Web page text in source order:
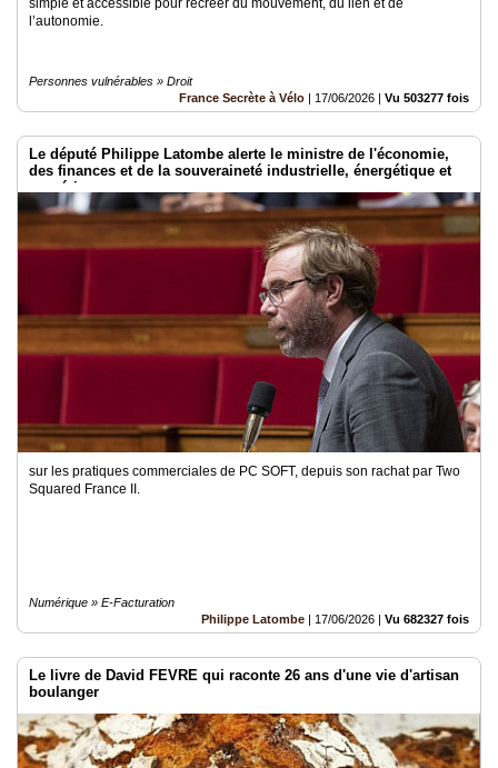
simple et accessible pour recréer du mouvement, du lien et de
l’autonomie.
Personnes vulnérables » Droit
France Secrète à Vélo | 17/06/2026 | Vu 503277 fois
Le député Philippe Latombe alerte le ministre de l'économie,
des finances et de la souveraineté industrielle, énergétique et
numérique
sur les pratiques commerciales de PC SOFT, depuis son rachat par Two
Squared France II.
Numérique » E-Facturation
Philippe Latombe | 17/06/2026 | Vu 682327 fois
Le livre de David FEVRE qui raconte 26 ans d'une vie d'artisan
boulanger